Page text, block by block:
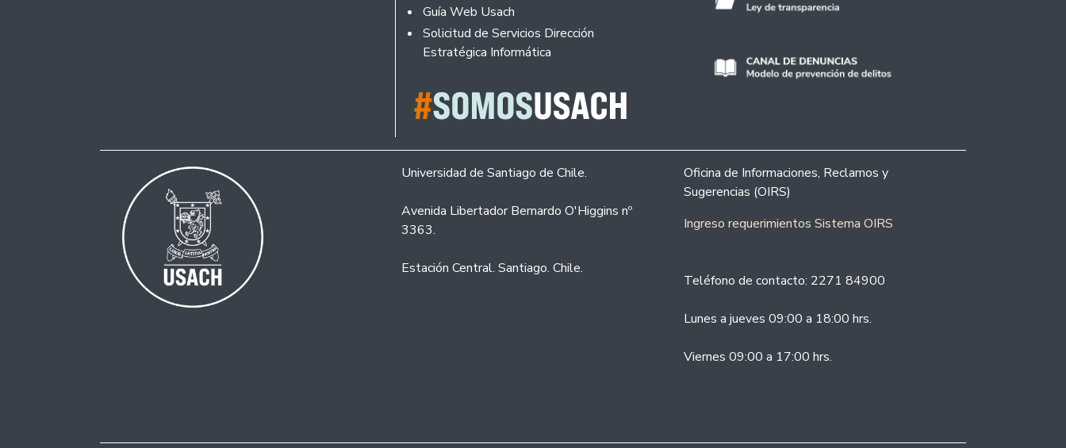
Guía Web Usach
Solicitud de Servicios Dirección
Estratégica Informática
Universidad de Santiago de Chile.
Avenida Libertador Bernardo O'Higgins nº
3363.
Estación Central. Santiago. Chile.
Oficina de Informaciones, Reclamos y
Sugerencias (OIRS)
Ingreso requerimientos Sistema OIRS
Teléfono de contacto: 2271 84900
Lunes a jueves 09:00 a 18:00 hrs.
Viernes 09:00 a 17:00 hrs.